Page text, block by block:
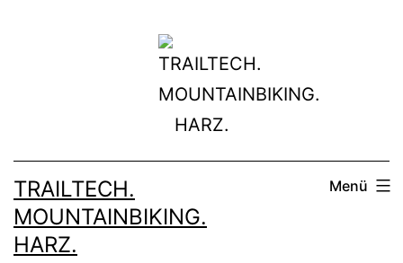
TRAILTECH.
MOUNTAINBIKING.
HARZ.
Menü